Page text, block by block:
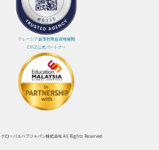
マレーシア高等教育省直轄機関
EMGS公式パートナー
グローバルハブジャパン株式会社 All Rights Reserved.